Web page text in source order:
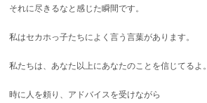
それに尽きるなと感じた瞬間です。
私はセカホっ子たちによく言う言葉があります。
私たちは、あなた以上にあなたのことを信じてるよ。
時に人を頼り、アドバイスを受けながら